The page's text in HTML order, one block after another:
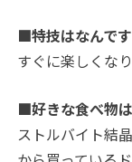
■特技はなんで
すぐに楽しくな
■好きな食べ物
ストルバイト結